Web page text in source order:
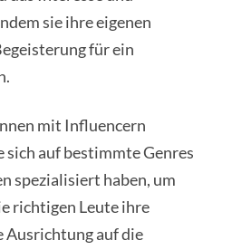
sie ihre eigenen
für ein
mit Influencern
sich auf bestimmte Genres
spezialisiert haben, um
richtigen Leute ihre
Ausrichtung auf die